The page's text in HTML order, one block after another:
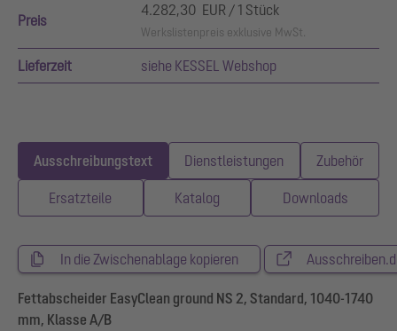
Preis
4.282,30 EUR / 1 Stück
Werkslistenpreis exklusive MwSt.
Lieferzeit siehe KESSEL Webshop
Ausschreibungstext Dienstleistungen Zubehör
Ersatzteile Katalog Downloads
In die Zwischenablage kopieren
Fettabscheider EasyClean ground NS 2, Standard, 1040-1740
mm, Klasse A/B